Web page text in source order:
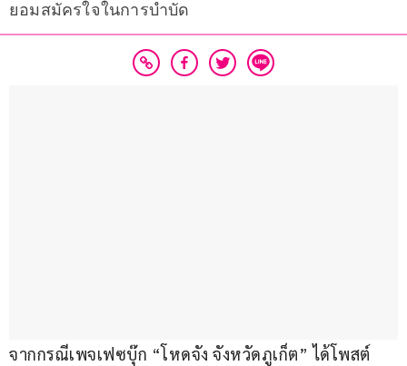
ยอมสมัครใจในการบำบัด
จากกรณีเพจเฟซบุ๊ก “โหดจัง จังหวัดภูเก็ต” ได้โพสต์